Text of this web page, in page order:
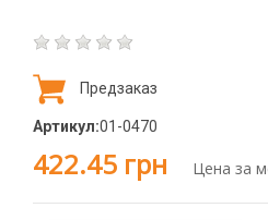
Предзаказ
Артикул:01-0470
422.45 грн Цена за